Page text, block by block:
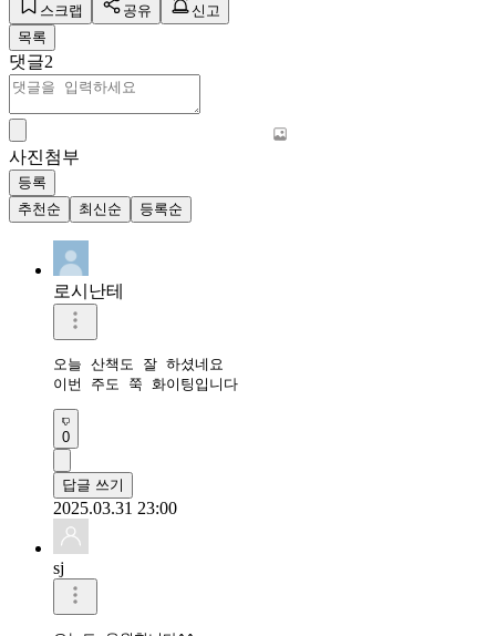
스크랩 공유
신고
목록
댓글2
사진첨부
등록
추천순
최신순 등록순
로시난테
오늘 산책도 잘 하셨네요
이번 주도 쭉 화이팅입니다
0
답글 쓰기
2025.03.31 23:00
sj